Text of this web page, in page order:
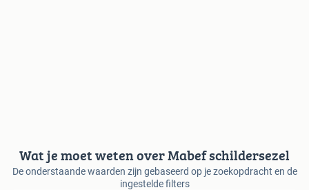
Wat je moet weten over Mabef schildersezel
De onderstaande waarden zijn gebaseerd op je zoekopdracht en de
ingestelde filters